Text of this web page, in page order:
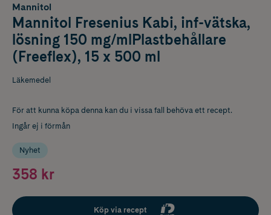
Mannitol
Mannitol Fresenius Kabi, inf-vätska,
lösning 150 mg/mlPlastbehållare
(Freeflex), 15 x 500 ml
Läkemedel
För att kunna köpa denna kan du i vissa fall behöva ett recept.
Ingår ej i förmån
Nyhet
358 kr
Köp via recept